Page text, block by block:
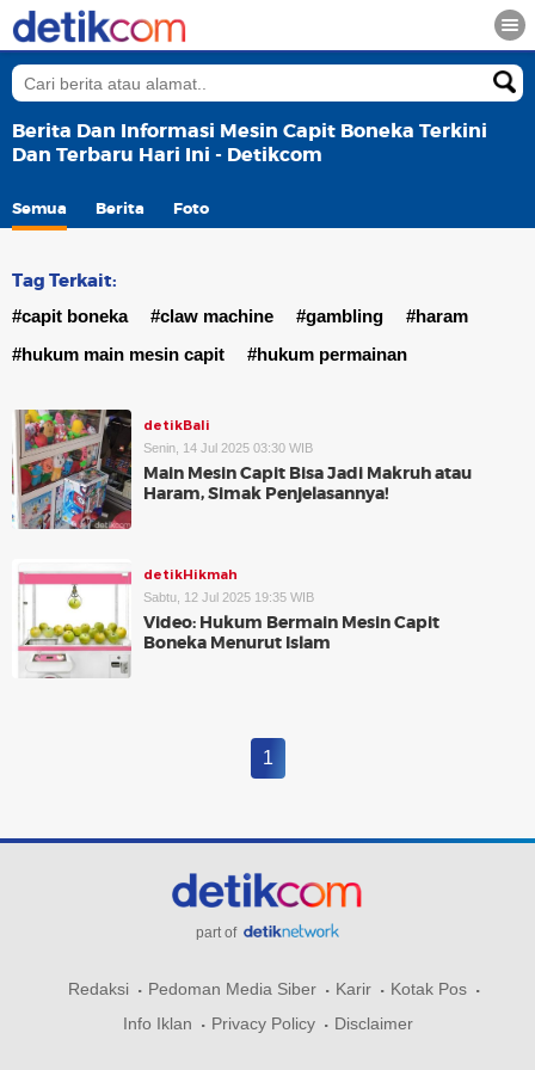
Berita Dan Informasi Mesin Capit Boneka Terkini
Dan Terbaru Hari Ini - Detikcom
Semua Berita Foto
Tag Terkait:
#capit boneka #claw machine #gambling
#haram
#hukum main mesin capit
#hukum permainan
detikBali
Senin, 14 Jul 2025 03:30 WIB
Main Mesin Capit Bisa Jadi Makruh atau
Haram, Simak Penjelasannya!
detikHikmah
Sabtu, 12 Jul 2025 19:35 WIB
Video: Hukum Bermain Mesin Capit
Boneka Menurut Islam
1
part of
Redaksi Pedoman Media Siber Karir
Kotak Pos
Info Iklan
Privacy Policy Disclaimer